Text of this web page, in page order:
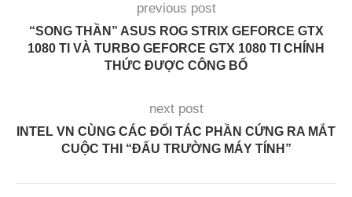
previous post
“SONG THẦN” ASUS ROG STRIX GEFORCE GTX
1080 TI VÀ TURBO GEFORCE GTX 1080 TI CHÍNH
THỨC ĐƯỢC CÔNG BỐ
next post
INTEL VN CÙNG CÁC ĐỐI TÁC PHẦN CỨNG RA MẮT
CUỘC THI “ĐẤU TRƯỜNG MÁY TÍNH”